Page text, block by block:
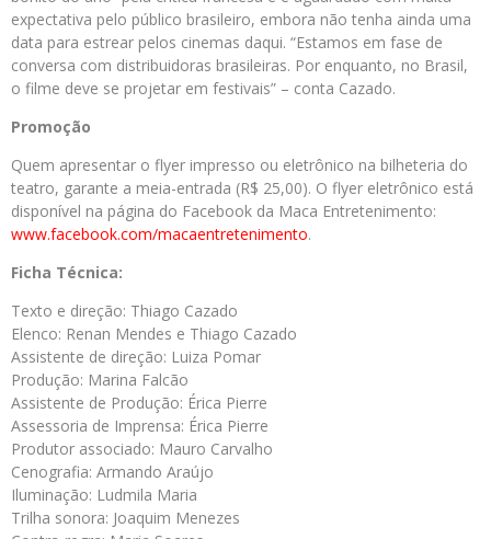
expectativa pelo público brasileiro, embora não tenha ainda uma
data para estrear pelos cinemas daqui. “Estamos em fase de
conversa com distribuidoras brasileiras. Por enquanto, no Brasil,
o filme deve se projetar em festivais” – conta Cazado.
Promoção
Quem apresentar o flyer impresso ou eletrônico na bilheteria do
teatro, garante a meia-entrada (R$ 25,00). O flyer eletrônico está
disponível na página do Facebook da Maca Entretenimento:
www.facebook.com/macaentretenimento.
Ficha Técnica:
Texto e direção: Thiago Cazado
Elenco: Renan Mendes e Thiago Cazado
Assistente de direção: Luiza Pomar
Produção: Marina Falcão
Assistente de Produção: Érica Pierre
Assessoria de Imprensa: Érica Pierre
Produtor associado: Mauro Carvalho
Cenografia: Armando Araújo
Iluminação: Ludmila Maria
Trilha sonora: Joaquim Menezes